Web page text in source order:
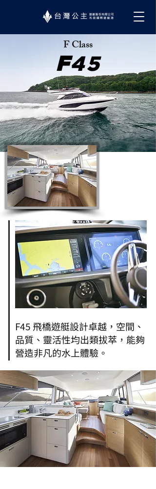
F45
F Class
F45 飛橋遊艇設計卓越，空間、
品質、靈活性均出類拔萃，能夠
營造非凡的水上體驗。